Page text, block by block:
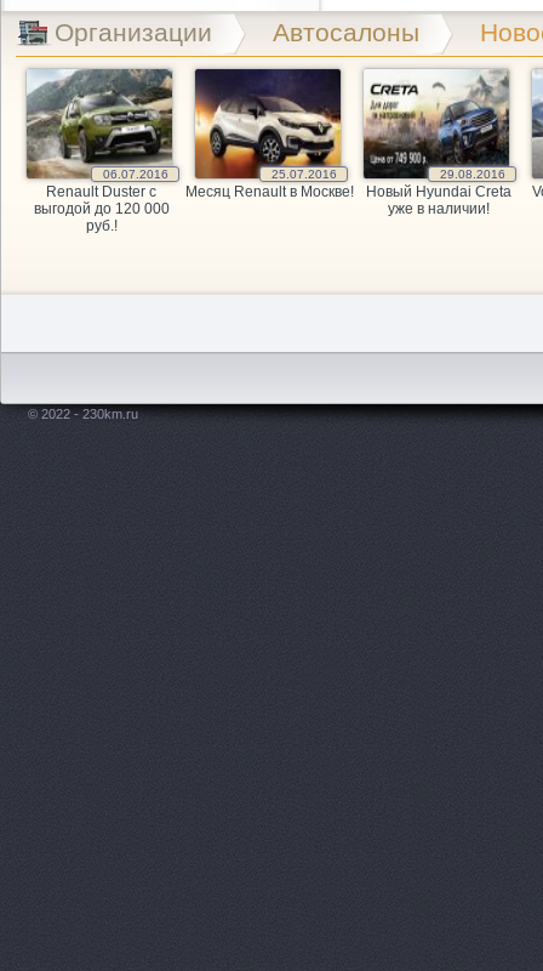
Организации Автосалоны
06.07.2016
Renault Duster с
выгодой до 120 000
руб.!
25.07.2016
Месяц Renault в Москве!
29.08.2016
Новый Hyundai Creta
уже в наличии!
© 2022 - 230km.ru